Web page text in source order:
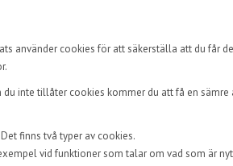
använder cookies för att säkerställa att du får
inte tillåter cookies kommer du att få en
finns två typer av cookies.
vid funktioner som talar om vad som är